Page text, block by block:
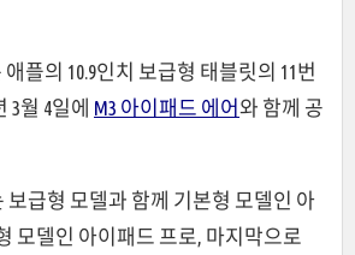
플의 10.9인치 보급형 태블릿의 11번
3월 4일에 M3 아이패드 에어 와 함께 공
보급형 모델과 함께 기본형 모델인 아
모델인 아이패드 프로, 마지막으로